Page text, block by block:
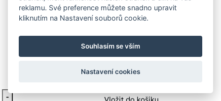
Stanley FMEH1100K-QS Vrtačka
příklepová 1100W
-
reklamu. Své preference můžete snadno upravit
kliknutím na Nastavení souborů cookie.
Souhlasím se vším
Nastavení cookies